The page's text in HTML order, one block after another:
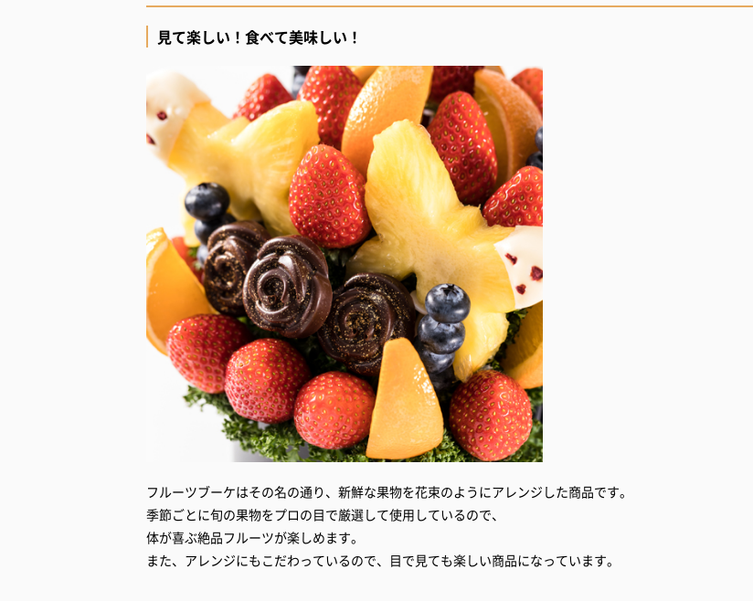
見て楽しい！食べて美味しい！
フルーツブーケはその名の通り、新鮮な果物を花束のようにアレンジした商品です。
季節ごとに旬の果物をプロの目で厳選して使用しているので、
体が喜ぶ絶品フルーツが楽しめます。
また、アレンジにもこだわっているので、目で見ても楽しい商品になっています。